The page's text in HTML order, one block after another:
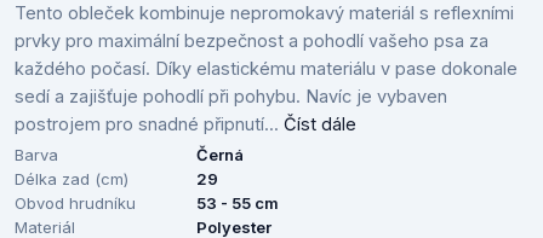
Tento obleček kombinuje nepromokavý materiál s reflexními
prvky pro maximální bezpečnost a pohodlí vašeho psa za
každého počasí. Díky elastickému materiálu v pase dokonale
sedí a zajišťuje pohodlí při pohybu. Navíc je vybaven
postrojem pro snadné připnutí... Číst dále
Barva
Černá
Délka zad (cm)
29
Obvod hrudníku
53 - 55 cm
Materiál
Polyester